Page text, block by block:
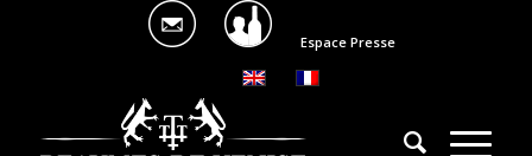
Espace Presse